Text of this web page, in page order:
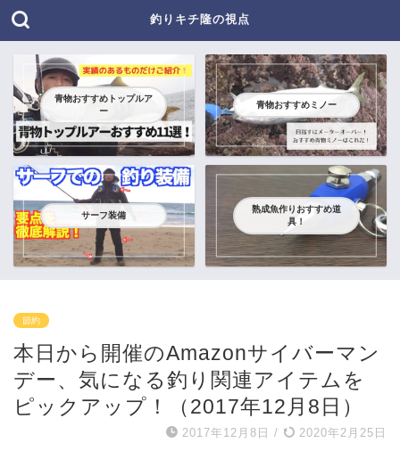
釣りキチ隆の視点
青物おすすめトップルア
ー
青物おすすめミノー
サーフ装備
熟成魚作りおすすめ道
具！
節約
本日から開催のAmazonサイバーマン
デー、気になる釣り関連アイテムを
ピックアップ！（2017年12月8日）
2017年12月8日 / 2020年2月25日